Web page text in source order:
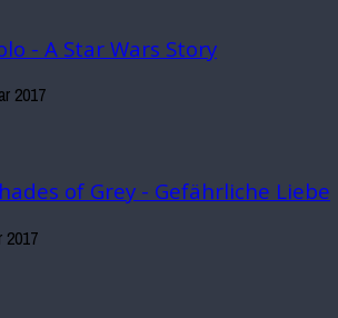
- A Star Wars Story
2017
of Grey - Gefährliche Liebe
2017